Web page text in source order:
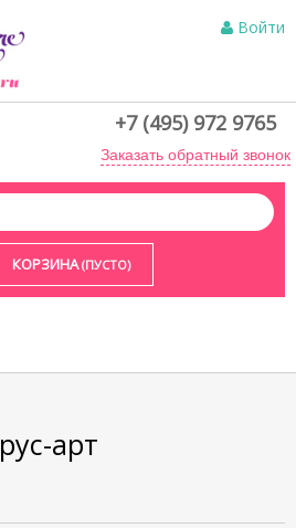
Войти
+7 (495) 972 9765
Заказать обратный звонок
КОРЗИНА (ПУСТО)
рус-арт